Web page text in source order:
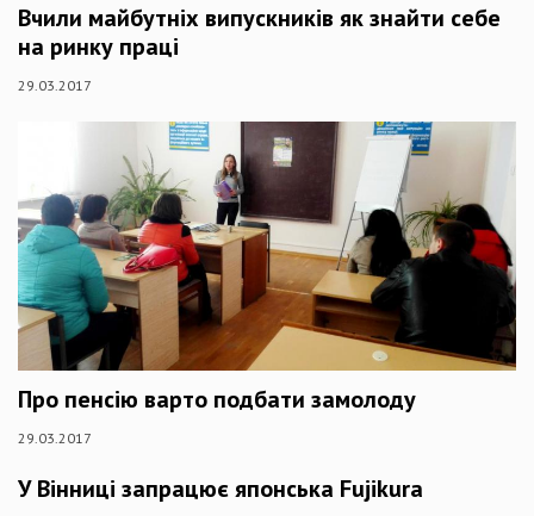
Вчили майбутніх випускників як знайти себе
на ринку праці
29.03.2017
Про пенсію варто подбати замолоду
29.03.2017
У Вінниці запрацює японська Fujikura